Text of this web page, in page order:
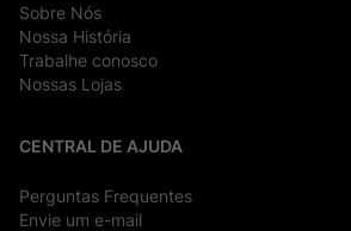
Sobre Nós
Nossa História
Trabalhe conosco
Nossas Lojas
CENTRAL DE AJUDA
Perguntas Frequentes
Envie um e-mail